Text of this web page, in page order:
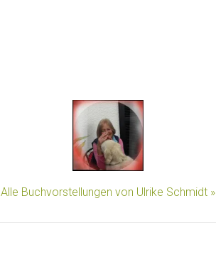
Alle Buchvorstellungen von Ulrike Schmidt »